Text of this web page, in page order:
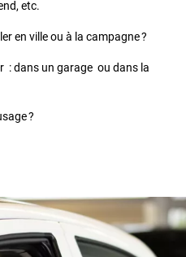
etc.
en ville ou à la campagne ?
: dans un garage ou dans la
?